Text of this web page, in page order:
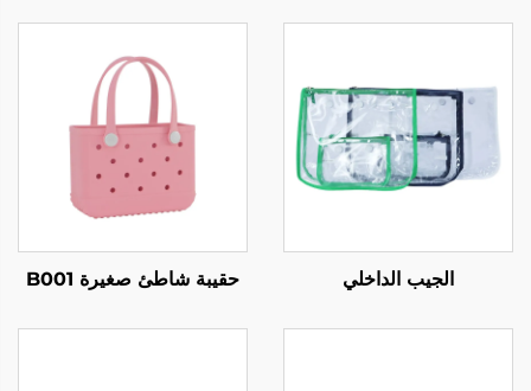
الجيب الداخلي حقيبة شاطئ صغيرة B001